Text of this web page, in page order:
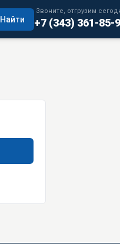
Найти
Звоните, отгрузим
+7 (343) 361-85-